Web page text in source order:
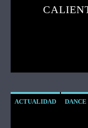
ACTUALIDAD DANCE